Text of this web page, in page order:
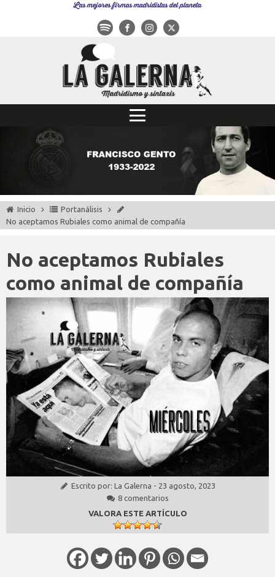
Las mejores firmas madridistas del planeta
Inicio
Portanálisis
No aceptamos Rubiales como animal de compañía
No aceptamos Rubiales
como animal de compañía
Escrito por: La Galerna - 23 agosto, 2023
8 comentarios
VALORA ESTE ARTÍCULO